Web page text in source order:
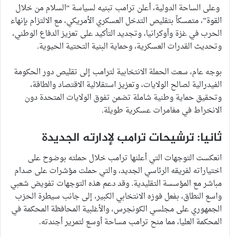
وعلى الساحة الدولية، أعلن ترامب تبنيه لسياسة “السلام من خلال
القوة”، متمسكاً بتقليص التدخل العسكري الأمريكي، مع الالتزام بإنهاء
الحرب في غزة وأوكرانيا، وتجديد التأكيد على تعزيز الدفاع الوطني،
وتحديث القدرات العسكرية، وحماية البنية التحتية الحيوية.
بوجه عام، سعت الحملة الانتخابية لترامب إلى تقليص دور الحكومة
الفيدرالية لصالح الولايات، وتعزيز استقلالية الاقتصاد والطاقة،
وتحقيق حماية وطنية شاملة تضمن تفوق الولايات المتحدة دون
الانخراط في مغامرات عسكرية طويلة.
ثانيا: ترشيحات ترامب لإدارته الجديدة
انعكست التوجهات التي أعلنها ترامب خلال حملته بوضوح على
اختياراته لفريقه الرئاسي الجديد، والتي حملت مؤشرات على صدام
مباشر مع المؤسسة التقليدية. وقد دعم هذه التوجهات تفويض شعبي
واسع النطاق، بفعل فوزه الانتخابي الكبير، إلى جانب سيطرة الحزب
الجمهوري على مجلسي الكونجرس، والأغلبية المحافظة المحكمة في
المحكمة العليا، مما منح ترامب مساحة أوسع لتمرير أجندته.